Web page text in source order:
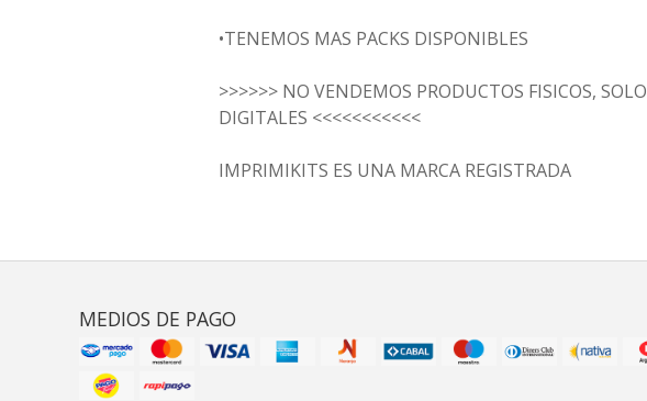
•TENEMOS MAS PACKS DISPONIBLES
>>>>>> NO VENDEMOS PRODUCTOS FISICOS, SOLO
DIGITALES <<<<<<<<<<<
IMPRIMIKITS ES UNA MARCA REGISTRADA
MEDIOS DE PAGO